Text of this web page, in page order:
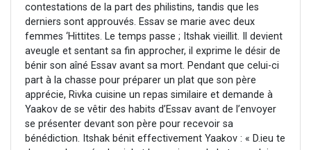
contestations de la part des philistins, tandis que les
derniers sont approuvés. Essav se marie avec deux
femmes ‘Hittites. Le temps passe ; Itshak vieillit. Il devient
aveugle et sentant sa fin approcher, il exprime le désir de
bénir son aîné Essav avant sa mort. Pendant que celui-ci
part à la chasse pour préparer un plat que son père
apprécie, Rivka cuisine un repas similaire et demande à
Yaakov de se vêtir des habits d’Essav avant de l’envoyer
se présenter devant son père pour recevoir sa
bénédiction. Itshak bénit effectivement Yaakov : « D.ieu te